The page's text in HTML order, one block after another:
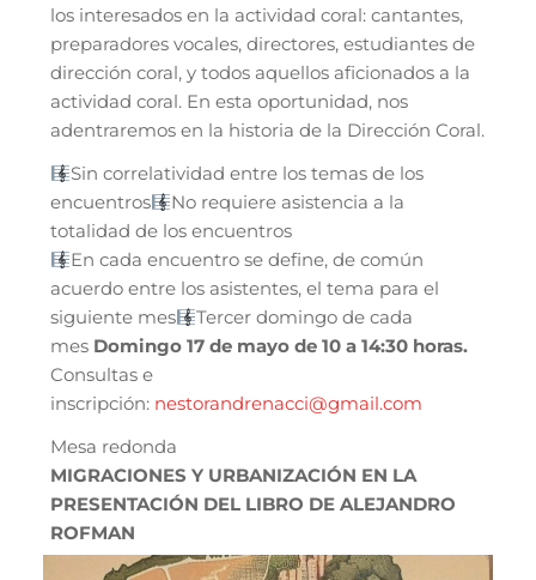
los interesados en la actividad coral: cantantes,
preparadores vocales, directores, estudiantes de
dirección coral, y todos aquellos aficionados a la
actividad coral. En esta oportunidad, nos
adentraremos en la historia de la Dirección Coral.
Sin correlatividad entre los temas de los
encuentros
No requiere asistencia a la
totalidad de los encuentros
En cada encuentro se define, de común
acuerdo entre los asistentes, el tema para el
siguiente mes
Tercer domingo de cada
mes Domingo 17 de mayo de 10 a 14:30 horas.
Consultas e
inscripción: nestorandrenacci@gmail.com
Mesa redonda
MIGRACIONES Y URBANIZACIÓN EN LA
PRESENTACIÓN DEL LIBRO DE ALEJANDRO
ROFMAN